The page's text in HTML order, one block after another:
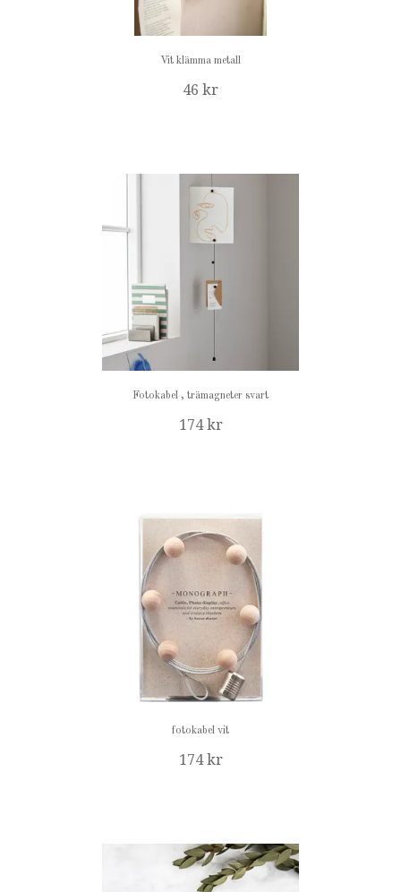
Vit klämma metall
46 kr
Fotokabel , trämagneter svart
174 kr
fotokabel vit
174 kr